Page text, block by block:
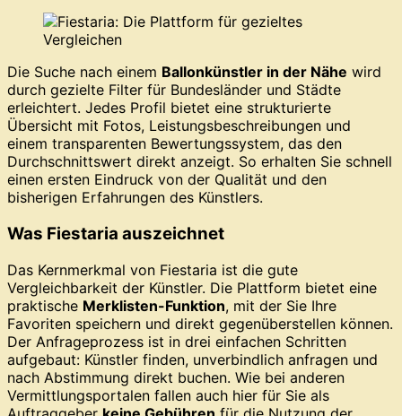
Die Suche nach einem Ballonkünstler in der Nähe wird
durch gezielte Filter für Bundesländer und Städte
erleichtert. Jedes Profil bietet eine strukturierte
Übersicht mit Fotos, Leistungsbeschreibungen und
einem transparenten Bewertungssystem, das den
Durchschnittswert direkt anzeigt. So erhalten Sie schnell
einen ersten Eindruck von der Qualität und den
bisherigen Erfahrungen des Künstlers.
Was Fiestaria auszeichnet
Das Kernmerkmal von Fiestaria ist die gute
Vergleichbarkeit der Künstler. Die Plattform bietet eine
praktische Merklisten-Funktion, mit der Sie Ihre
Favoriten speichern und direkt gegenüberstellen können.
Der Anfrageprozess ist in drei einfachen Schritten
aufgebaut: Künstler finden, unverbindlich anfragen und
nach Abstimmung direkt buchen. Wie bei anderen
Vermittlungsportalen fallen auch hier für Sie als